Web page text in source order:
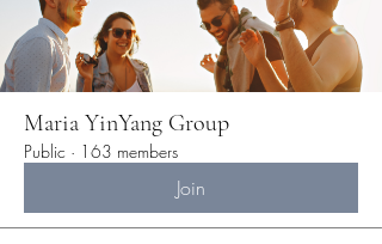
Maria YinYang Group
Public · 163 members
Join